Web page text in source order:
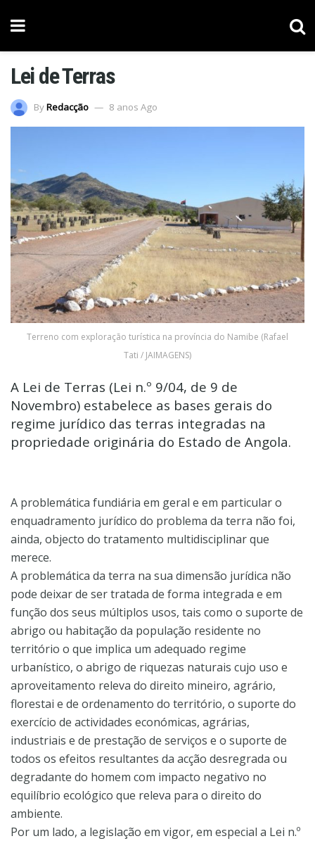
Lei de Terras
ByRedacção 8 anos Ago
Terreno com exploração turística na província do Namibe (Rafael
Tati / JAIMAGENS)
A Lei de Terras (Lei n.º 9/04, de 9 de
Novembro) estabelece as bases gerais do
regime jurídico das terras integradas na
propriedade originária do Estado de Angola.
A problemática fundiária em geral e em particular o
enquadramento jurídico do problema da terra não foi,
ainda, objecto do tratamento multidisciplinar que
merece.
A problemática da terra na sua dimensão jurídica não
pode deixar de ser tratada de forma integrada e em
função dos seus múltiplos usos, tais como o suporte de
abrigo ou habitação da população residente no
território o que implica um adequado regime
urbanístico, o abrigo de riquezas naturais cujo uso e
aproveitamento releva do direito mineiro, agrário,
florestai e de ordenamento do território, o suporte do
exercício de actividades económicas, agrárias,
industriais e de prestação de serviços e o suporte de
todos os efeitos resultantes da acção desregrada ou
degradante do homem com impacto negativo no
equilíbrio ecológico que releva para o direito do
ambiente.
Por um lado, a legislação em vigor, em especial a Lei n.º